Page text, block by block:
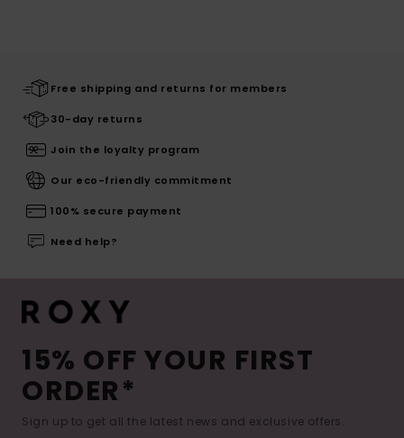
Free shipping and returns for members
30-day returns
Join the loyalty program
Our eco-friendly commitment
100% secure payment
Need help?
15% OFF YOUR FIRST
ORDER*
Sign up to get all the latest news and exclusive offers.